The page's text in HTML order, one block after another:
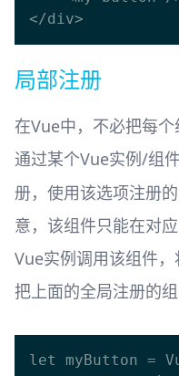
局部注册
在Vue中，不必把每
通过某个Vue实例/组
册，使用该选项注册
意，该组件只能在对
Vue实例调用该组件，
把上面的全局注册的
let myButton =